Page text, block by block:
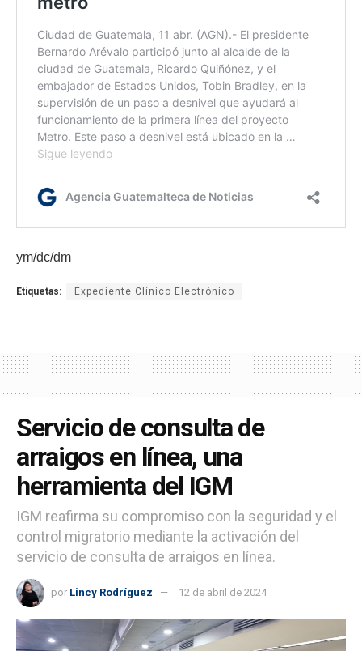
ym/dc/dm
Etiquetas: Expediente Clínico Electrónico
Servicio de consulta de
arraigos en línea, una
herramienta del IGM
IGM reafirma su compromiso con la seguridad y el
control migratorio mediante la activación del
servicio de consulta de arraigos en línea.
por Lincy Rodríguez 12 de abril de 2024